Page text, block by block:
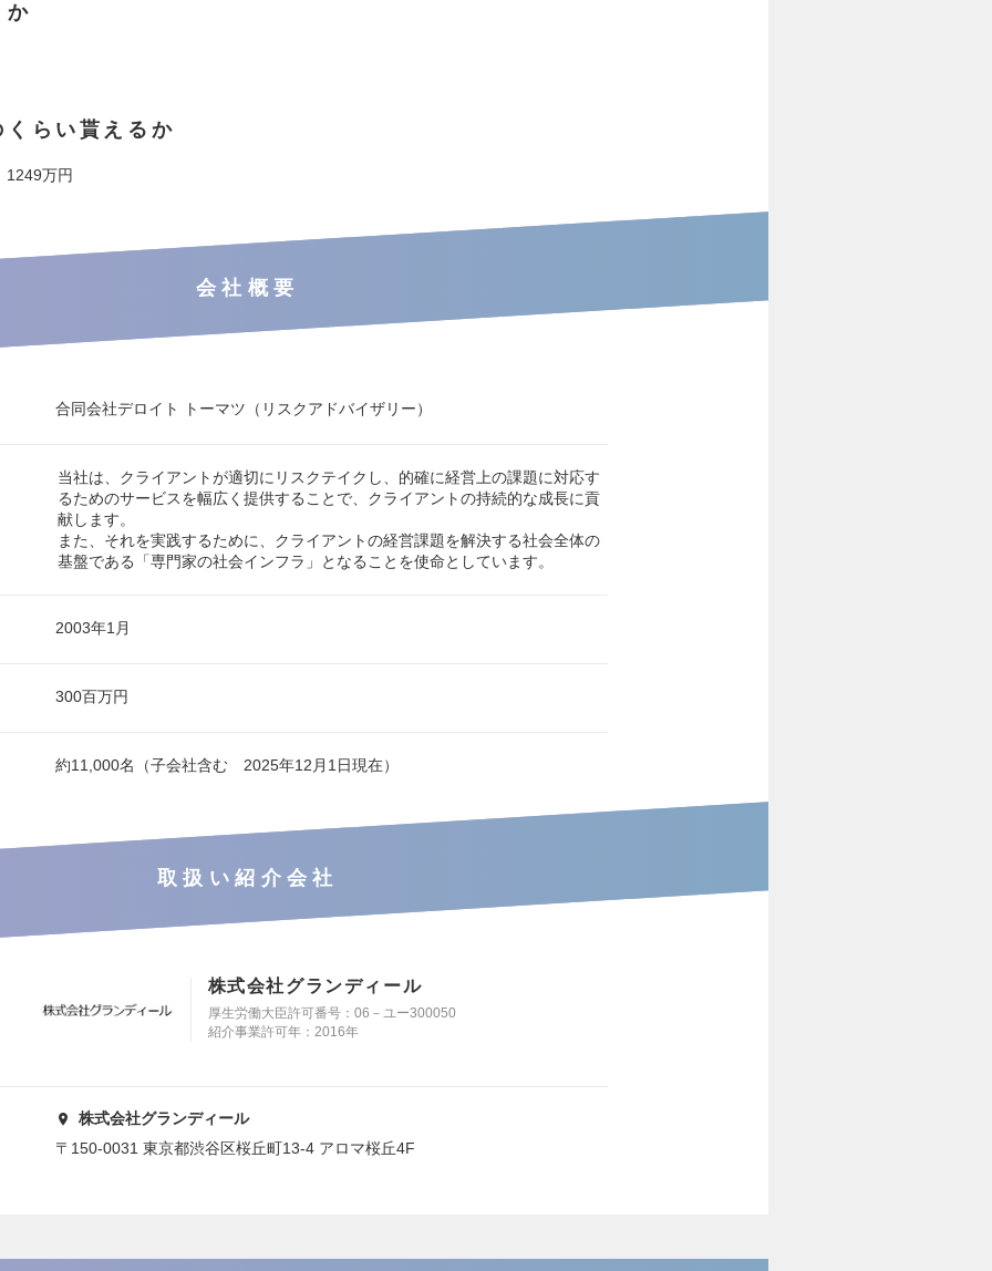
か
くらい貰えるか
1249万円
会社概要
合同会社デロイト トーマツ（リスクアドバイザリー）
当社は、クライアントが適切にリスクテイクし、的確に経営上の課題に対応す
るためのサービスを幅広く提供することで、クライアントの持続的な成長に貢
献します。
また、それを実践するために、クライアントの経営課題を解決する社会全体の
基盤である「専門家の社会インフラ」となることを使命としています。
2003年1月
300百万円
約11,000名（子会社含む 2025年12月1日現在）
取扱い紹介会社
株式会社グランディール
厚生労働大臣許可番号：06－ユー300050
紹介事業許可年：2016年
株式会社グランディール
〒150-0031 東京都渋谷区桜丘町13-4 アロマ桜丘4F